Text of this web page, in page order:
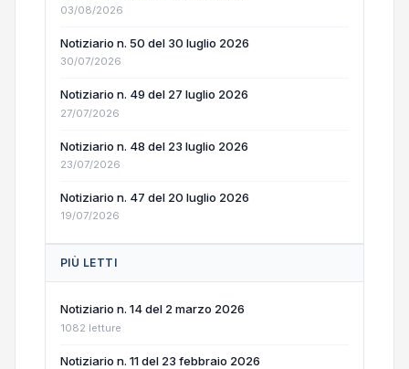
03/08/2026
Notiziario n. 50 del 30 luglio 2026
30/07/2026
Notiziario n. 49 del 27 luglio 2026
27/07/2026
Notiziario n. 48 del 23 luglio 2026
23/07/2026
Notiziario n. 47 del 20 luglio 2026
19/07/2026
PIÙ LETTI
Notiziario n. 14 del 2 marzo 2026
1082 letture
Notiziario n. 11 del 23 febbraio 2026